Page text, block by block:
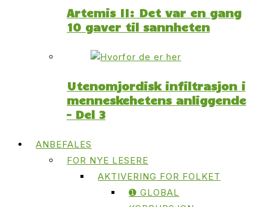
Artemis II: Det var en gang
10 gaver til sannheten
Utenomjordisk infiltrasjon i
menneskehetens anliggende
– Del 3
ANBEFALES
FOR NYE LESERE
AKTIVERING FOR FOLKET
➊ GLOBAL